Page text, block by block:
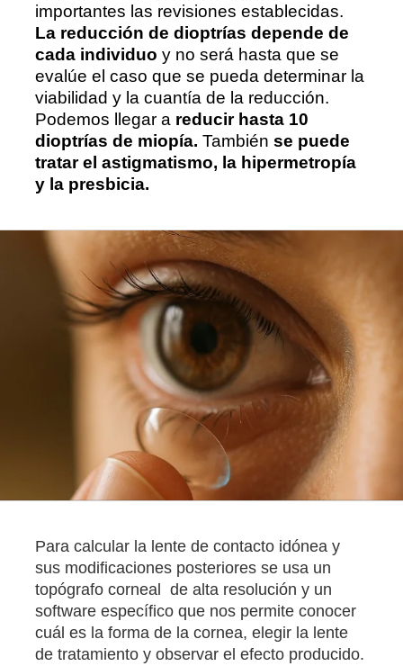
importantes las revisiones establecidas.
La reducción de dioptrías depende de
cada individuo y no será hasta que se
evalúe el caso que se pueda determinar la
viabilidad y la cuantía de la reducción.
Podemos llegar a reducir hasta 10
dioptrías de miopía. También se puede
tratar el astigmatismo, la hipermetropía
y la presbicia.
Para calcular la lente de contacto idónea y
sus modificaciones posteriores se usa un
topógrafo corneal de alta resolución y un
software específico que nos permite conocer
cuál es la forma de la cornea, elegir la lente
de tratamiento y observar el efecto producido.